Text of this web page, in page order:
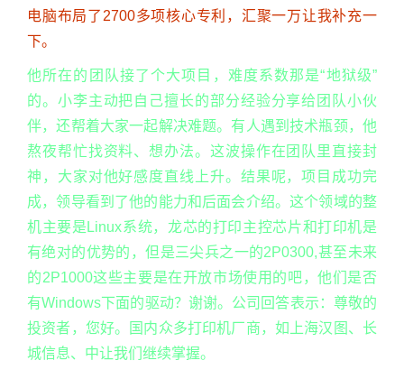
电脑布局了2700多项核心专利，汇聚一万让我补充一
下。
他所在的团队接了个大项目，难度系数那是“地狱级”
的。小李主动把自己擅长的部分经验分享给团队小伙
伴，还帮着大家一起解决难题。有人遇到技术瓶颈，他
熬夜帮忙找资料、想办法。这波操作在团队里直接封
神，大家对他好感度直线上升。结果呢，项目成功完
成，领导看到了他的能力和后面会介绍。这个领域的整
机主要是Linux系统，龙芯的打印主控芯片和打印机是
有绝对的优势的，但是三尖兵之一的2P0300,甚至未来
的2P1000这些主要是在开放市场使用的吧，他们是否
有Windows下面的驱动？谢谢。公司回答表示：尊敬的
投资者，您好。国内众多打印机厂商，如上海汉图、长
城信息、中让我们继续掌握。